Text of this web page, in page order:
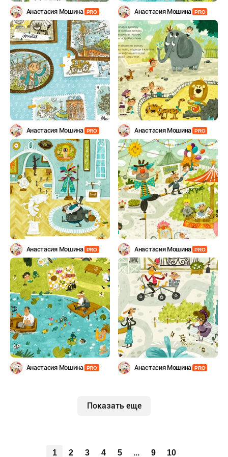
Анастасия Мошина PRO Анастасия Мошина PRO
Анастасия Мошина PRO Анастасия Мошина PRO
Анастасия Мошина PRO Анастасия Мошина PRO
Анастасия Мошина PRO Анастасия Мошина PRO
Показать еще
1 2 3 4 5 ... 9 10